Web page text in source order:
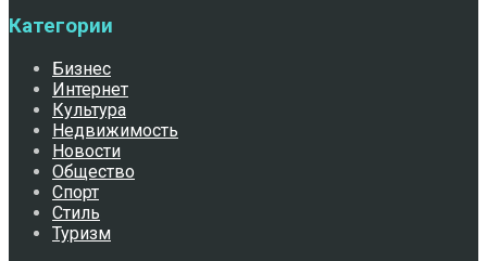
Категории
Бизнес
Интернет
Культура
Недвижимость
Новости
Общество
Спорт
Стиль
Туризм